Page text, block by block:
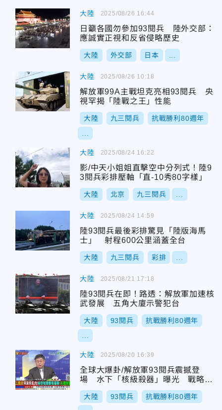
大陸
日籲各國勿參加93閱兵 陸外交部：
應誠實正視和反省侵略歷史
大陸 外交部 日本
2025/08/26 16:44
大陸
解放軍99A主戰坦克亮相93閱兵 央
視罕揭「陸戰之王」性能
大陸 九三閱兵 抗戰勝利80週年
2025/08/26 10:18
大陸
影/中天小姐姐直擊空中分列式！陸9
3閱兵彩排壓軸「直-10秀80字樣」
大陸 北京 九三閱兵
2025/08/24 16:22
大陸
陸93閱兵最後彩排驚見「陸版海馬
士」 射程600公里涵蓋全台
大陸 九三閱兵 彩排
2025/08/24 14:59
大陸
陸93閱兵在即！路透：解放軍加速核
武發展 五角大廈示警犯台
大陸 93閱兵 抗戰勝利80週年
2025/08/21 17:18
大陸
全球大爆卦/解放軍93閱兵震撼登
場 水下「核級殺器」曝光 戰略格
局全面翻轉
大陸 93閱兵 抗戰勝利80週年
2025/08/20 16:39